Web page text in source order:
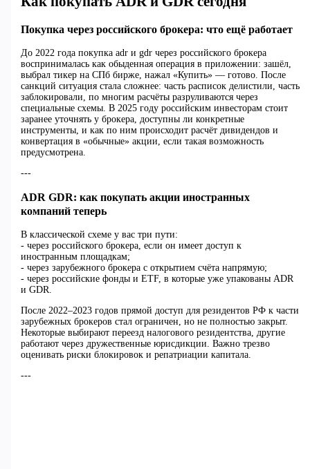
Покупка через российского брокера: что ещё работает
До 2022 года покупка adr и gdr через российского брокера
воспринималась как обыденная операция в приложении: зашёл,
выбрал тикер на СПб бирже, нажал «Купить» — готово. После
санкций ситуация стала сложнее: часть расписок делистили, часть
заблокировали, по многим расчёты разруливаются через
специальные схемы. В 2025 году российским инвесторам стоит
заранее уточнять у брокера, доступны ли конкретные
инструменты, и как по ним происходит расчёт дивидендов и
конвертация в «обычные» акции, если такая возможность
предусмотрена.
---
ADR GDR: как покупать акции иностранных
компаний теперь
В классической схеме у вас три пути:
- через российского брокера, если он имеет доступ к
иностранным площадкам;
- через зарубежного брокера с открытием счёта напрямую;
- через российские фонды и ETF, в которые уже упакованы ADR
и GDR.
После 2022–2023 годов прямой доступ для резидентов РФ к части
зарубежных брокеров стал ограничен, но не полностью закрыт.
Некоторые выбирают переезд налогового резидентства, другие
работают через дружественные юрисдикции. Важно трезво
оценивать риски блокировок и репатриации капитала.
---